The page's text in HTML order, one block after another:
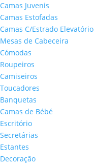
Camas Juvenis
Camas Estofadas
Camas C/Estrado Elevatório
Mesas de Cabeceira
Cómodas
Roupeiros
Camiseiros
Toucadores
Banquetas
Camas de Bébé
Escritório
Secretárias
Estantes
Decoração